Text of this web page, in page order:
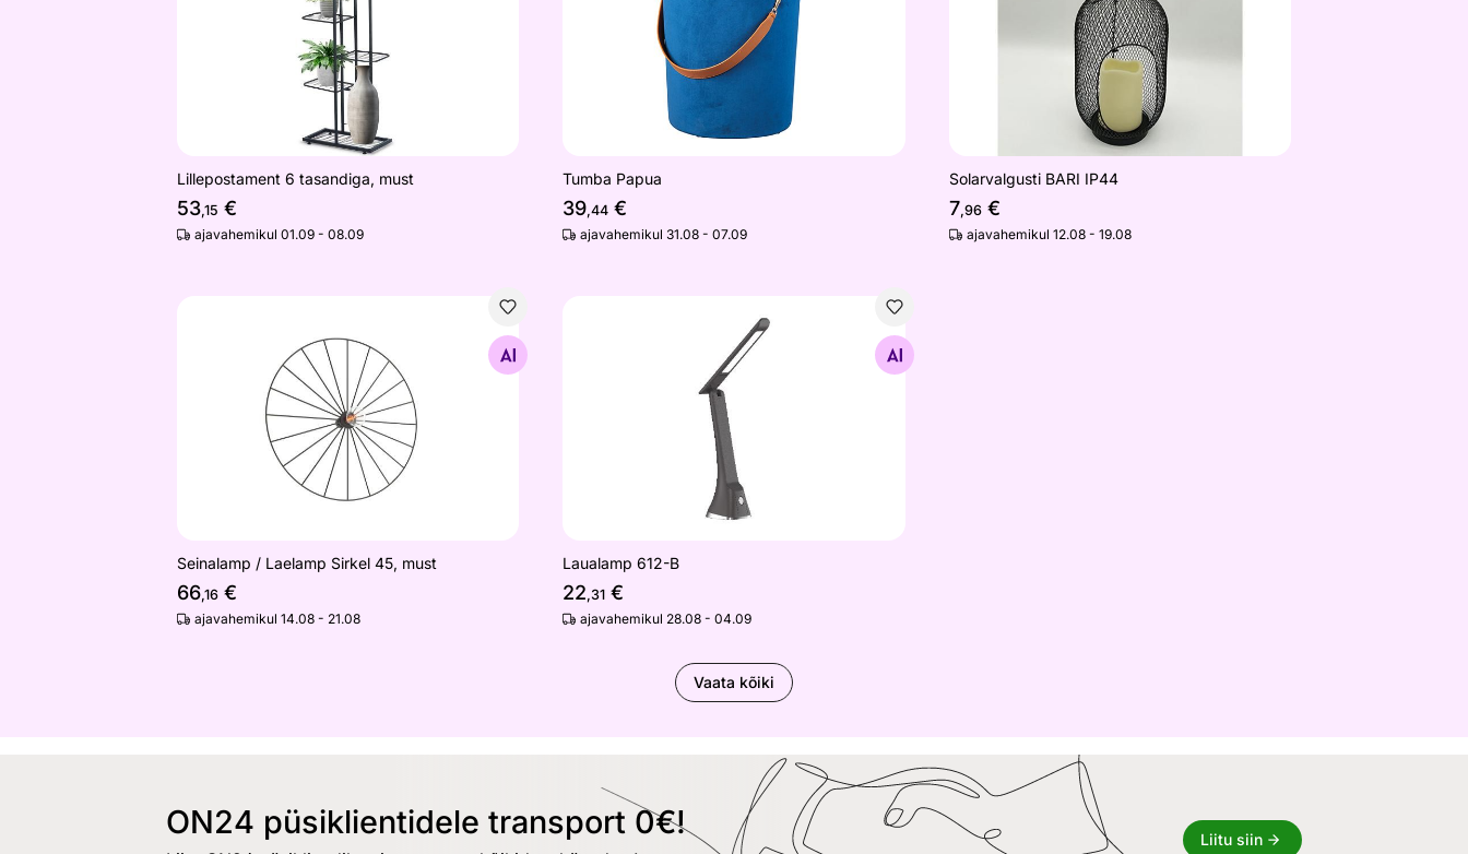
Lillepostament 6 tasandiga, must
53,15 €
ajavahemikul 01.09 - 08.09
Tumba Papua
39,44 €
ajavahemikul 31.08 - 07.09
Solarvalgusti BARI IP44
7,96€
ajavahemikul 12.08 - 19.08
Seinalamp / Laelamp Sirkel 45, must
66,16 €
ajavahemikul 14.08 - 21.08
Laualamp 612-B
22,31 €
ajavahemikul 28.08 - 04.09
Vaata kõiki
ON24 püsiklientidele transport 0€! Liitu siin